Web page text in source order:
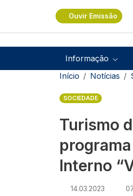
Ouvir Emissão
Informação
Início Notícias
SOCIEDADE
Turismo
Interno
14.03.2023